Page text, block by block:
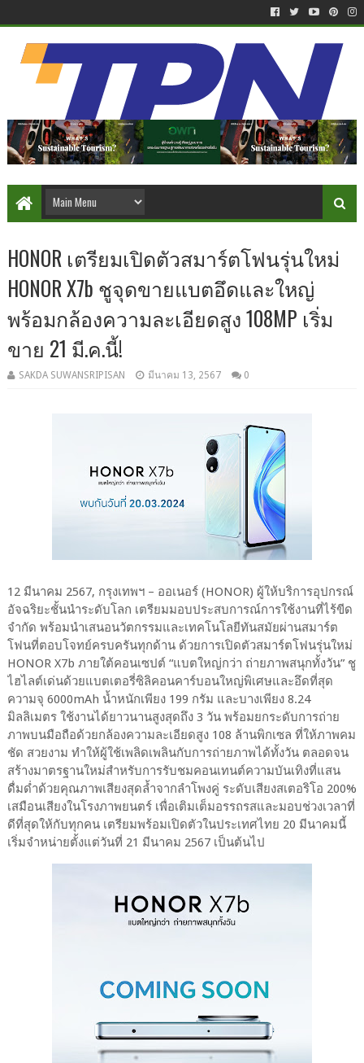
HONOR เตรียมเปิดตัวสมาร์ตโฟนรุ่นใหม่
HONOR X7b ชูจุดขายแบตอึดและใหญ่
พร้อมกล้องความละเอียดสูง 108MP เริ่ม
ขาย 21 มี.ค.นี้!
SAKDA SUWANSRIPISAN มีนาคม 13, 2567 0
12 มีนาคม 2567, กรุงเทพฯ – ออเนอร์ (HONOR) ผู้ให้บริการอุปกรณ์
อัจฉริยะชั้นนำระดับโลก เตรียมมอบประสบการณ์การใช้งานที่ไร้ขีด
จำกัด พร้อมนำเสนอนวัตกรรมและเทคโนโลยีทันสมัยผ่านสมาร์ต
โฟนที่ตอบโจทย์ครบครันทุกด้าน ด้วยการเปิดตัวสมาร์ตโฟนรุ่นใหม่
HONOR X7b ภายใต้คอนเซปต์ “แบตใหญ่กว่า ถ่ายภาพสนุกทั้งวัน” ชู
ไฮไลต์เด่นด้วยแบตเตอรี่ซิลิคอนคาร์บอนใหญ่พิเศษและอึดที่สุด
ความจุ 6000mAh น้ำหนักเพียง 199 กรัม และบางเพียง 8.24
มิลลิเมตร ใช้งานได้ยาวนานสูงสุดถึง 3 วัน พร้อมยกระดับการถ่าย
ภาพบนมือถือด้วยกล้องความละเอียดสูง 108 ล้านพิกเซล ที่ให้ภาพคม
ชัด สวยงาม ทำให้ผู้ใช้เพลิดเพลินกับการถ่ายภาพได้ทั้งวัน ตลอดจน
สร้างมาตรฐานใหม่สำหรับการรับชมคอนเทนต์ความบันเทิงที่แสน
ดื่มด่ำด้วยคุณภาพเสียงสุดล้ำจากลำโพงคู่ ระดับเสียงสเตอริโอ 200%
เสมือนเสียงในโรงภาพยนตร์ เพื่อเติมเต็มอรรถรสและมอบช่วงเวลาที่
ดีที่สุดให้กับทุกคน เตรียมพร้อมเปิดตัวในประเทศไทย 20 มีนาคมนี้
เริ่มจำหน่ายตั้งแต่วันที่ 21 มีนาคม 2567 เป็นต้นไป